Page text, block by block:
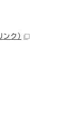
ンク）